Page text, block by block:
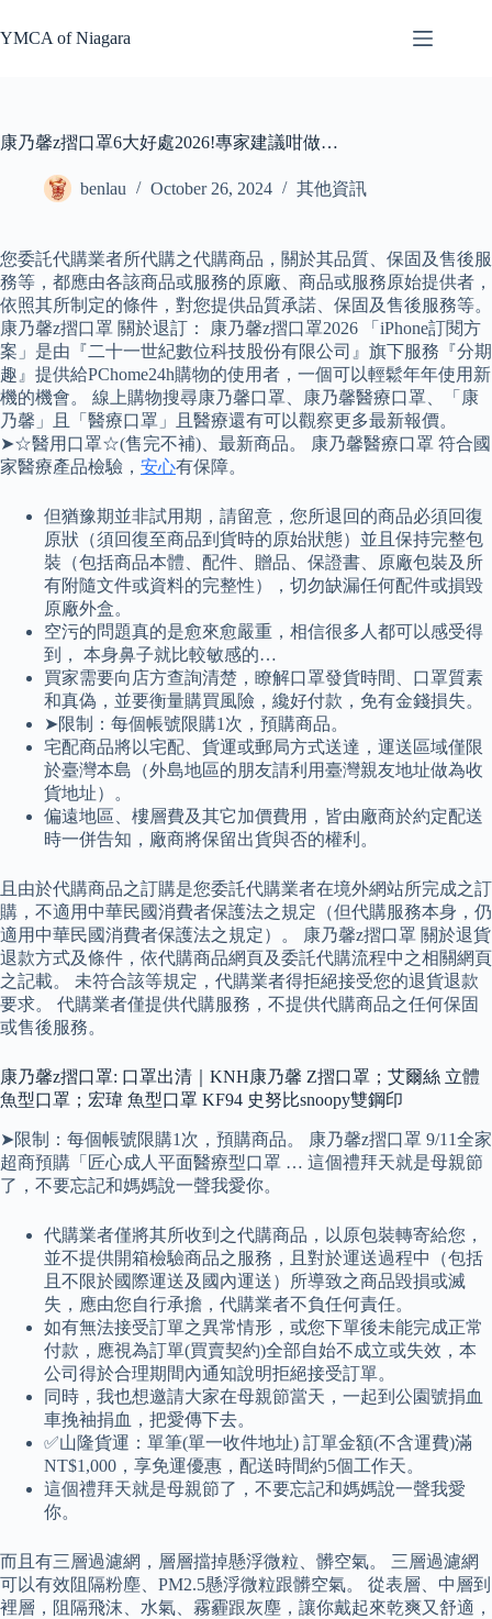
to
content
YMCA of Niagara
康乃馨z摺口罩6大好處2026!專家建議咁做…
benlau October 26, 2024 其他資訊
您委託代購業者所代購之代購商品，關於其品質、保固及售後服
務等，都應由各該商品或服務的原廠、商品或服務原始提供者，
依照其所制定的條件，對您提供品質承諾、保固及售後服務等。
康乃馨z摺口罩 關於退訂： 康乃馨z摺口罩2026 「iPhone訂閱方
案」是由『二十一世紀數位科技股份有限公司』旗下服務『分期
趣』提供給PChome24h購物的使用者，一個可以輕鬆年年使用新
機的機會。 線上購物搜尋康乃馨口罩、康乃馨醫療口罩、「康
乃馨」且「醫療口罩」且醫療還有可以觀察更多最新報價。
➤☆醫用口罩☆(售完不補)、最新商品。 康乃馨醫療口罩 符合國
家醫療產品檢驗， 安心有保障。
但猶豫期並非試用期，請留意，您所退回的商品必須回復
原狀（須回復至商品到貨時的原始狀態）並且保持完整包
裝（包括商品本體、配件、贈品、保證書、原廠包裝及所
有附隨文件或資料的完整性），切勿缺漏任何配件或損毀
原廠外盒。
空污的問題真的是愈來愈嚴重，相信很多人都可以感受得
到， 本身鼻子就比較敏感的…
買家需要向店方查詢清楚，瞭解口罩發貨時間、口罩質素
和真偽，並要衡量購買風險，纔好付款，免有金錢損失。
➤限制：每個帳號限購1次，預購商品。
宅配商品將以宅配、貨運或郵局方式送達，運送區域僅限
於臺灣本島（外島地區的朋友請利用臺灣親友地址做為收
貨地址）。
偏遠地區、樓層費及其它加價費用，皆由廠商於約定配送
時一併告知，廠商將保留出貨與否的權利。
且由於代購商品之訂購是您委託代購業者在境外網站所完成之訂
購，不適用中華民國消費者保護法之規定（但代購服務本身，仍
適用中華民國消費者保護法之規定）。 康乃馨z摺口罩 關於退貨
退款方式及條件，依代購商品網頁及委託代購流程中之相關網頁
之記載。 未符合該等規定，代購業者得拒絕接受您的退貨退款
要求。 代購業者僅提供代購服務，不提供代購商品之任何保固
或售後服務。
康乃馨z摺口罩: 口罩出清｜KNH康乃馨 Z摺口罩；艾爾絲 立體
魚型口罩；宏瑋 魚型口罩 KF94 史努比snoopy雙鋼印
➤限制：每個帳號限購1次，預購商品。 康乃馨z摺口罩 9/11全家
超商預購「匠心成人平面醫療型口罩 … 這個禮拜天就是母親節
了，不要忘記和媽媽說一聲我愛你。
代購業者僅將其所收到之代購商品，以原包裝轉寄給您，
並不提供開箱檢驗商品之服務，且對於運送過程中（包括
且不限於國際運送及國內運送）所導致之商品毀損或滅
失，應由您自行承擔，代購業者不負任何責任。
如有無法接受訂單之異常情形，或您下單後未能完成正常
付款，應視為訂單(買賣契約)全部自始不成立或失效，本
公司得於合理期間內通知說明拒絕接受訂單。
同時，我也想邀請大家在母親節當天，一起到公園號捐血
車挽袖捐血，把愛傳下去。
✅山隆貨運：單筆(單一收件地址) 訂單金額(不含運費)滿
NT$1,000，享免運優惠，配送時間約5個工作天。
這個禮拜天就是母親節了，不要忘記和媽媽說一聲我愛
你。
而且有三層過濾網，層層擋掉懸浮微粒、髒空氣。 三層過濾網
可以有效阻隔粉塵、PM2.5懸浮微粒跟髒空氣。 從表層、中層到
裡層，阻隔飛沫、水氣、霧霾跟灰塵，讓你戴起來乾爽又舒適，